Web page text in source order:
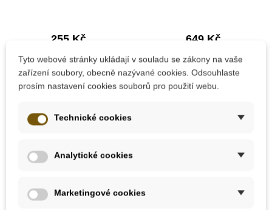
255 Kč
Přidat do košíku
649 Kč
Přidat do košíku
Tyto webové stránky ukládají v souladu se zákony na vaše
zařízení soubory, obecně nazývané cookies. Odsouhlaste
prosím nastavení cookies souborů pro použití webu.
Technické cookies
Analytické cookies
Marketingové cookies